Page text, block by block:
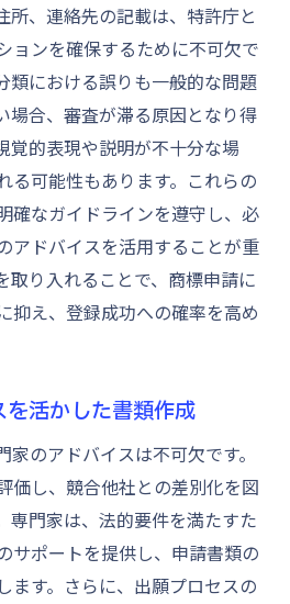
所、連絡先の記載は、特許庁と
ョンを確保するために不可欠で
類における誤りも一般的な問題
場合、審査が滞る原因となり得
覚的表現や説明が不十分な場
る可能性もあります。これらの
確なガイドラインを遵守し、必
アドバイスを活用することが重
取り入れることで、商標申請に
抑え、登録成功への確率を高め
活かした書類作成
のアドバイスは不可欠です。
価し、競合他社との差別化を図
専門家は、法的要件を満たすた
サポートを提供し、申請書類の
ます。さらに、出願プロセスの